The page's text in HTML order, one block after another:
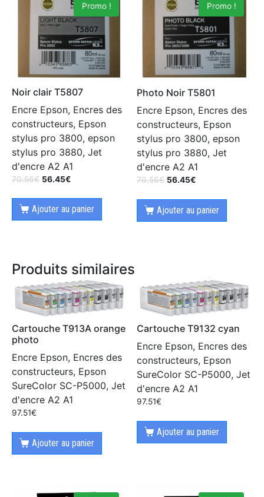
Promo !
Noir clair T5807
Encre Epson, Encres des
constructeurs, Epson
stylus pro 3800, epson
stylus pro 3880, Jet
d'encre A2 A1
70.56€ 56.45€
Ajouter au panier
Promo !
Photo Noir T5801
Encre Epson, Encres des
constructeurs, Epson
stylus pro 3800, epson
stylus pro 3880, Jet
d'encre A2 A1
70.56€ 56.45€
Ajouter au panier
Produits similaires
Cartouche T913A orange
photo
Encre Epson, Encres des
constructeurs, Epson
SureColor SC-P5000, Jet
d'encre A2 A1
97.51€
Ajouter au panier
Cartouche T9132 cyan
Encre Epson, Encres des
constructeurs, Epson
SureColor SC-P5000, Jet
d'encre A2 A1
97.51€
Ajouter au panier